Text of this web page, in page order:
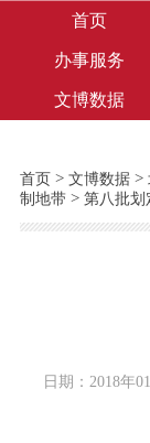
首页
办事服务
文博数据
首页> 文博数据>
制地带> 第八批划
日期：2018年